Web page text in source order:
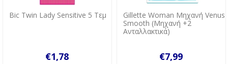
Bic Twin Lady Sensitive 5 Τεμ
€1,78
Gillette Woman Mηχανή Venus
Smooth (Mηχανή +2
Aνταλλακτικά)
€7,99